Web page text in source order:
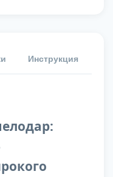
Инструкция